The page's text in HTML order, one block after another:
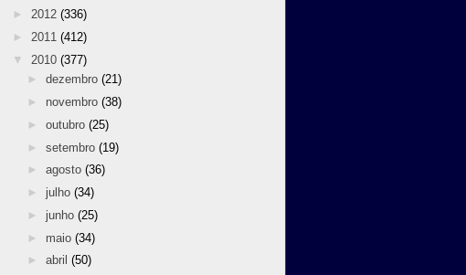
► 2012 (336)
► 2011 (412)
▼ 2010 (377)
► dezembro (21)
► novembro (38)
► outubro (25)
► setembro (19)
► agosto (36)
► julho (34)
► junho (25)
► maio (34)
► abril (50)